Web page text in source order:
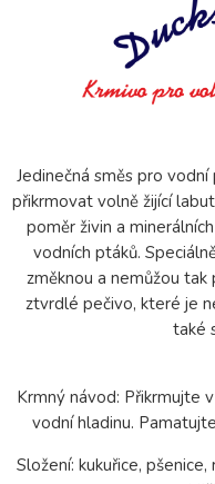
Jedinečná směs pro
přikrmovat volně žijící
poměr živin a
vodních ptáků.
změknou a nemůžou
ztvrdlé pečivo, které je
také
Krmný návod: Přikrmujte
vodní hladinu.
Složení: kukuřice,